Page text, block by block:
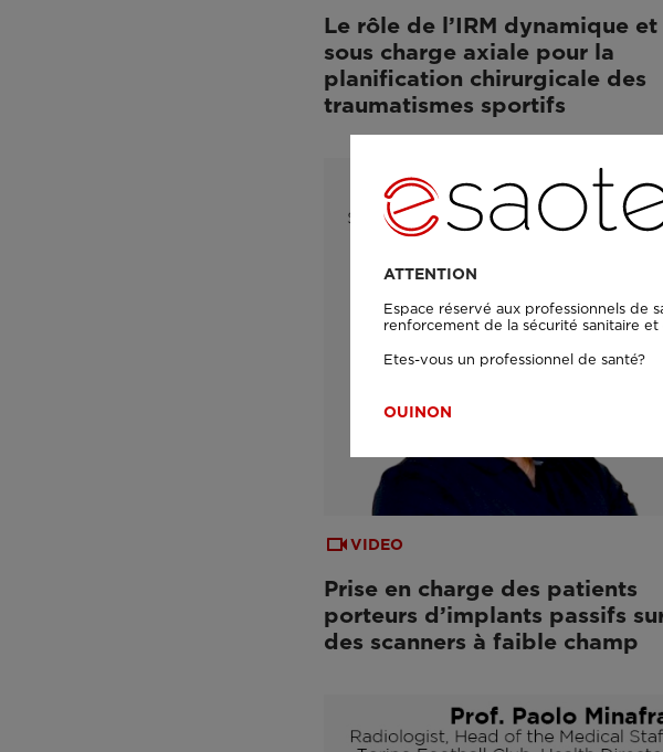
Le rôle de l’IRM dynamique et
sous charge axiale pour la
planification chirurgicale des
traumatismes sportifs
VIDEO
Prise en charge des patients
porteurs d’implants passifs
des scanners à faible champ
ATTENTION
Espace réservé aux professionnels de
renforcement de la sécurité sanitaire
Etes-vous un professionnel de santé?
OUINON